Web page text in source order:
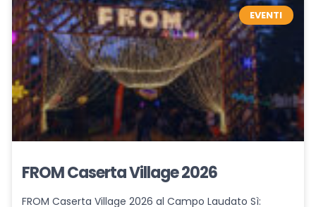
EVENTI
FROM Caserta Village 2026
FROM Caserta Village 2026 al Campo Laudato Sì: